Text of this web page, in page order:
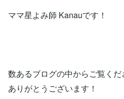
ママ星よみ師 Kanauです！
数あるブログの中からご覧くだ
ありがとうございます！